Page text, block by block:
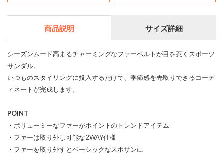
商品説明 サイズ詳細
シーズンムード高まるチャーミングなファーベルトが目を惹くスポーツ
サンダル。
いつものスタイリングに投入するだけで、季節感を先取りできるコーデ
ィネートが完成します。
POINT
・ボリューミーなファーがポイントのトレンドアイテム
・ファーは取り外し可能な2WAY仕様
・ファーを取り外すとベーシックなスポサンに